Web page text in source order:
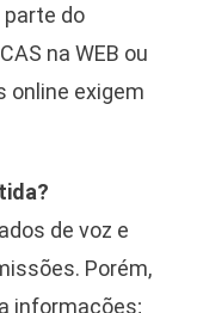
parte do
na WEB ou
online exigem
de voz e
Porém,
informações;